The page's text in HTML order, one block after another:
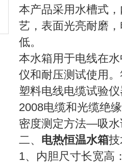
本产品采用水槽式
艺，表面光亮耐磨
低。
本水箱用于电线在
仪和耐压测试使用
塑料电线电缆试验
2008电缆和光缆绝
密度测定方法—吸
二、 电热恒温水箱
1、内胆尺寸长宽高